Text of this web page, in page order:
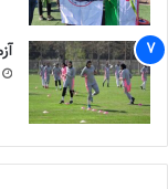
آزمون 28